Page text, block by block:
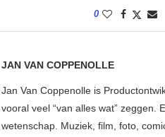
0
JAN VAN COPPENOLLE
Jan Van Coppenolle is
vooral veel “van alles wat” zeggen.
wetenschap. Muziek, film, foto,